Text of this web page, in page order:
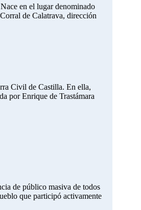
en el lugar denominado
de Calatrava, dirección
Civil de Castilla. En ella,
por Enrique de Trastámara
de público masiva de todos
que participó activamente